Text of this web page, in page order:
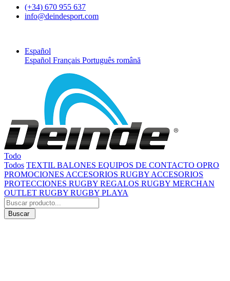
(+34) 670 955 637
info@deindesport.com
Español
Español Français Português română
Todo
Todos TEXTIL BALONES EQUIPOS DE CONTACTO OPRO
PROMOCIONES ACCESORIOS RUGBY ACCESORIOS
PROTECCIONES RUGBY REGALOS RUGBY MERCHAN
OUTLET RUGBY RUGBY PLAYA
Buscar